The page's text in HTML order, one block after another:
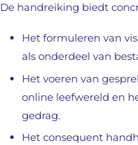
De handreiking biedt
Het formuleren van
als onderdeel van
Het voeren van
online leefwereld en
gedrag.
Het consequent